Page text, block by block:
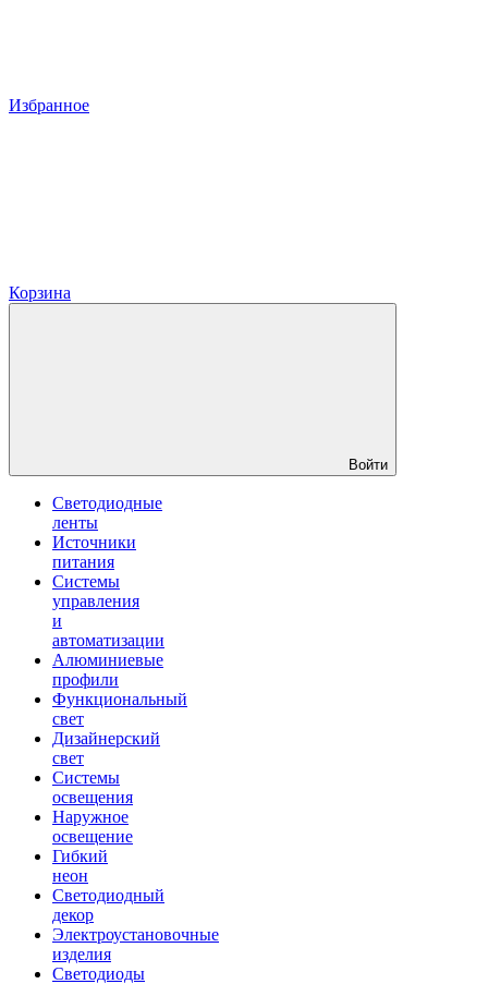
Избранное
Корзина
Войти
Светодиодные
ленты
Источники
питания
Системы
управления
и
автоматизации
Алюминиевые
профили
Функциональный
свет
Дизайнерский
свет
Системы
освещения
Наружное
освещение
Гибкий
неон
Светодиодный
декор
Электроустановочные
изделия
Светодиоды